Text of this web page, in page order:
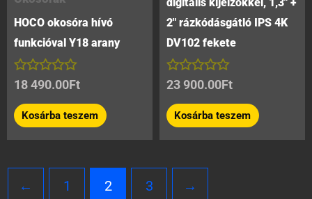
HOCO okosóra hívó
funkcióval Y18 arany
Értékelés:
/
5
18 490.00Ft
Kosárba teszem
2″ rázkódásgátló IPS 4K
DV102 fekete
Értékelés:
/
5
23 900.00Ft
Kosárba teszem
← 1 2 3 →